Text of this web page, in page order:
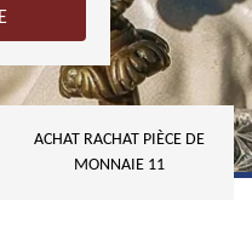
ACHAT RACHAT PIÈCE DE
MONNAIE 11